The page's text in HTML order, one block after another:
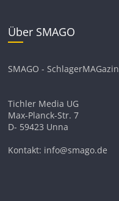
Über SMAGO
SMAGO -
Tichler Media UG
Max-Planck-Str. 7
D- 59423 Unna
Kontakt: info@smago.de